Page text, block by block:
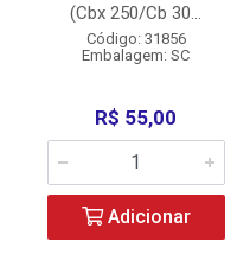
(Cbx 250/Cb 30...
Código: 31856
Embalagem: SC
R$ 55,00
Adicionar